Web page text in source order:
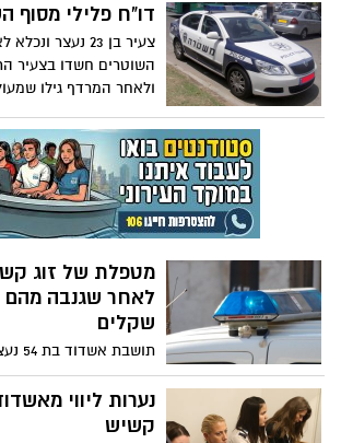
מסוגים שונים במכולה
לעמותה חרדית ומכילה
וציוד לגן ילדים.
דו"ח פלילי מסוף
צעיר בן 23
השוטרים חשדו בצעיר
ולאחר המרדף גילו
כאשר אדם, שהחזיק
לתחנת המטרה והתעמת
מטפלת של זוג
לאחר שגנבה מהם
שקלים
של משטרת אשדוד,
תלונה על כך שהאישה,
שנים כמטפלת של זוג
נערות ליווי
קשיש